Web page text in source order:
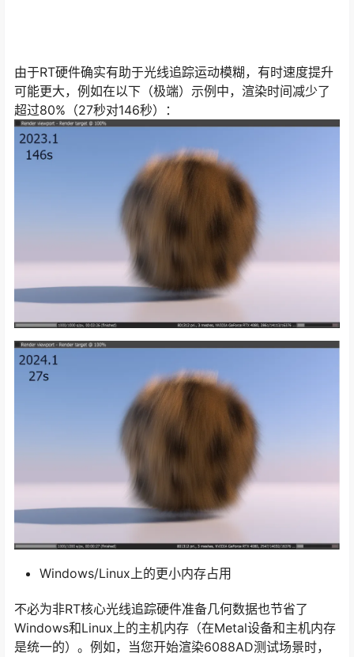
由于RT硬件确实有助于光线追踪运动模糊，有时速度提升
可能更大，例如在以下（极端）示例中，渲染时间减少了
超过80%（27秒对146秒）：
Windows/Linux上的更小内存占用
不必为非RT核心光线追踪硬件准备几何数据也节省了
Windows和Linux上的主机内存（在Metal设备和主机内存
是统一的）。例如，当您开始渲染6088AD测试场景时，